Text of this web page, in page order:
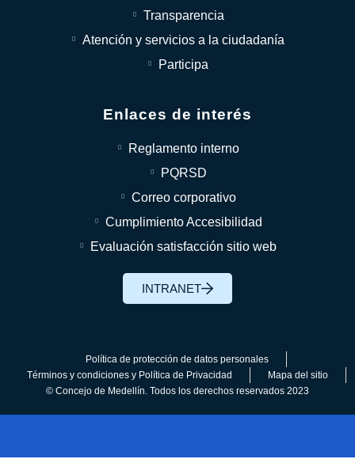
Transparencia
Atención y servicios a la ciudadanía
Participa
Enlaces de interés
Reglamento interno
PQRSD
Correo corporativo
Cumplimiento Accesibilidad
Evaluación satisfacción sitio web
INTRANET
Política de protección de datos personales
Términos y condiciones y Política de Privacidad
Mapa del sitio
© Concejo de Medellín. Todos los derechos reservados 2023